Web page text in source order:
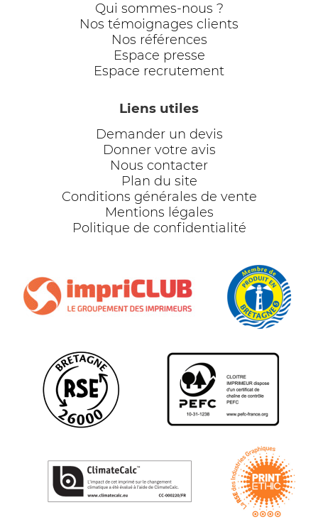
Qui sommes-nous ?
Nos témoignages clients
Nos références
Espace presse
Espace recrutement
Liens utiles
Demander un devis
Donner votre avis
Nous contacter
Plan du site
Conditions générales de vente
Mentions légales
Politique de confidentialité